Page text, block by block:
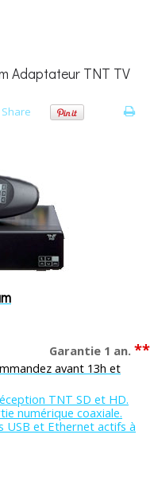
Adaptateur TNT TV
Share
Garantie 1 an. **
avant 13h et
TNT SD et HD.
numérique coaxiale.
USB et Ethernet actifs à